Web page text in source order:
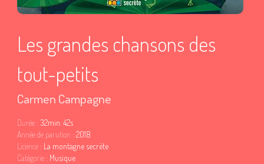
Les grandes chansons des
tout-petits
Carmen Campagne
Durée : 32min. 42s
Année de parution : 2018
Licence : La montagne secrète
Catégorie : Musique